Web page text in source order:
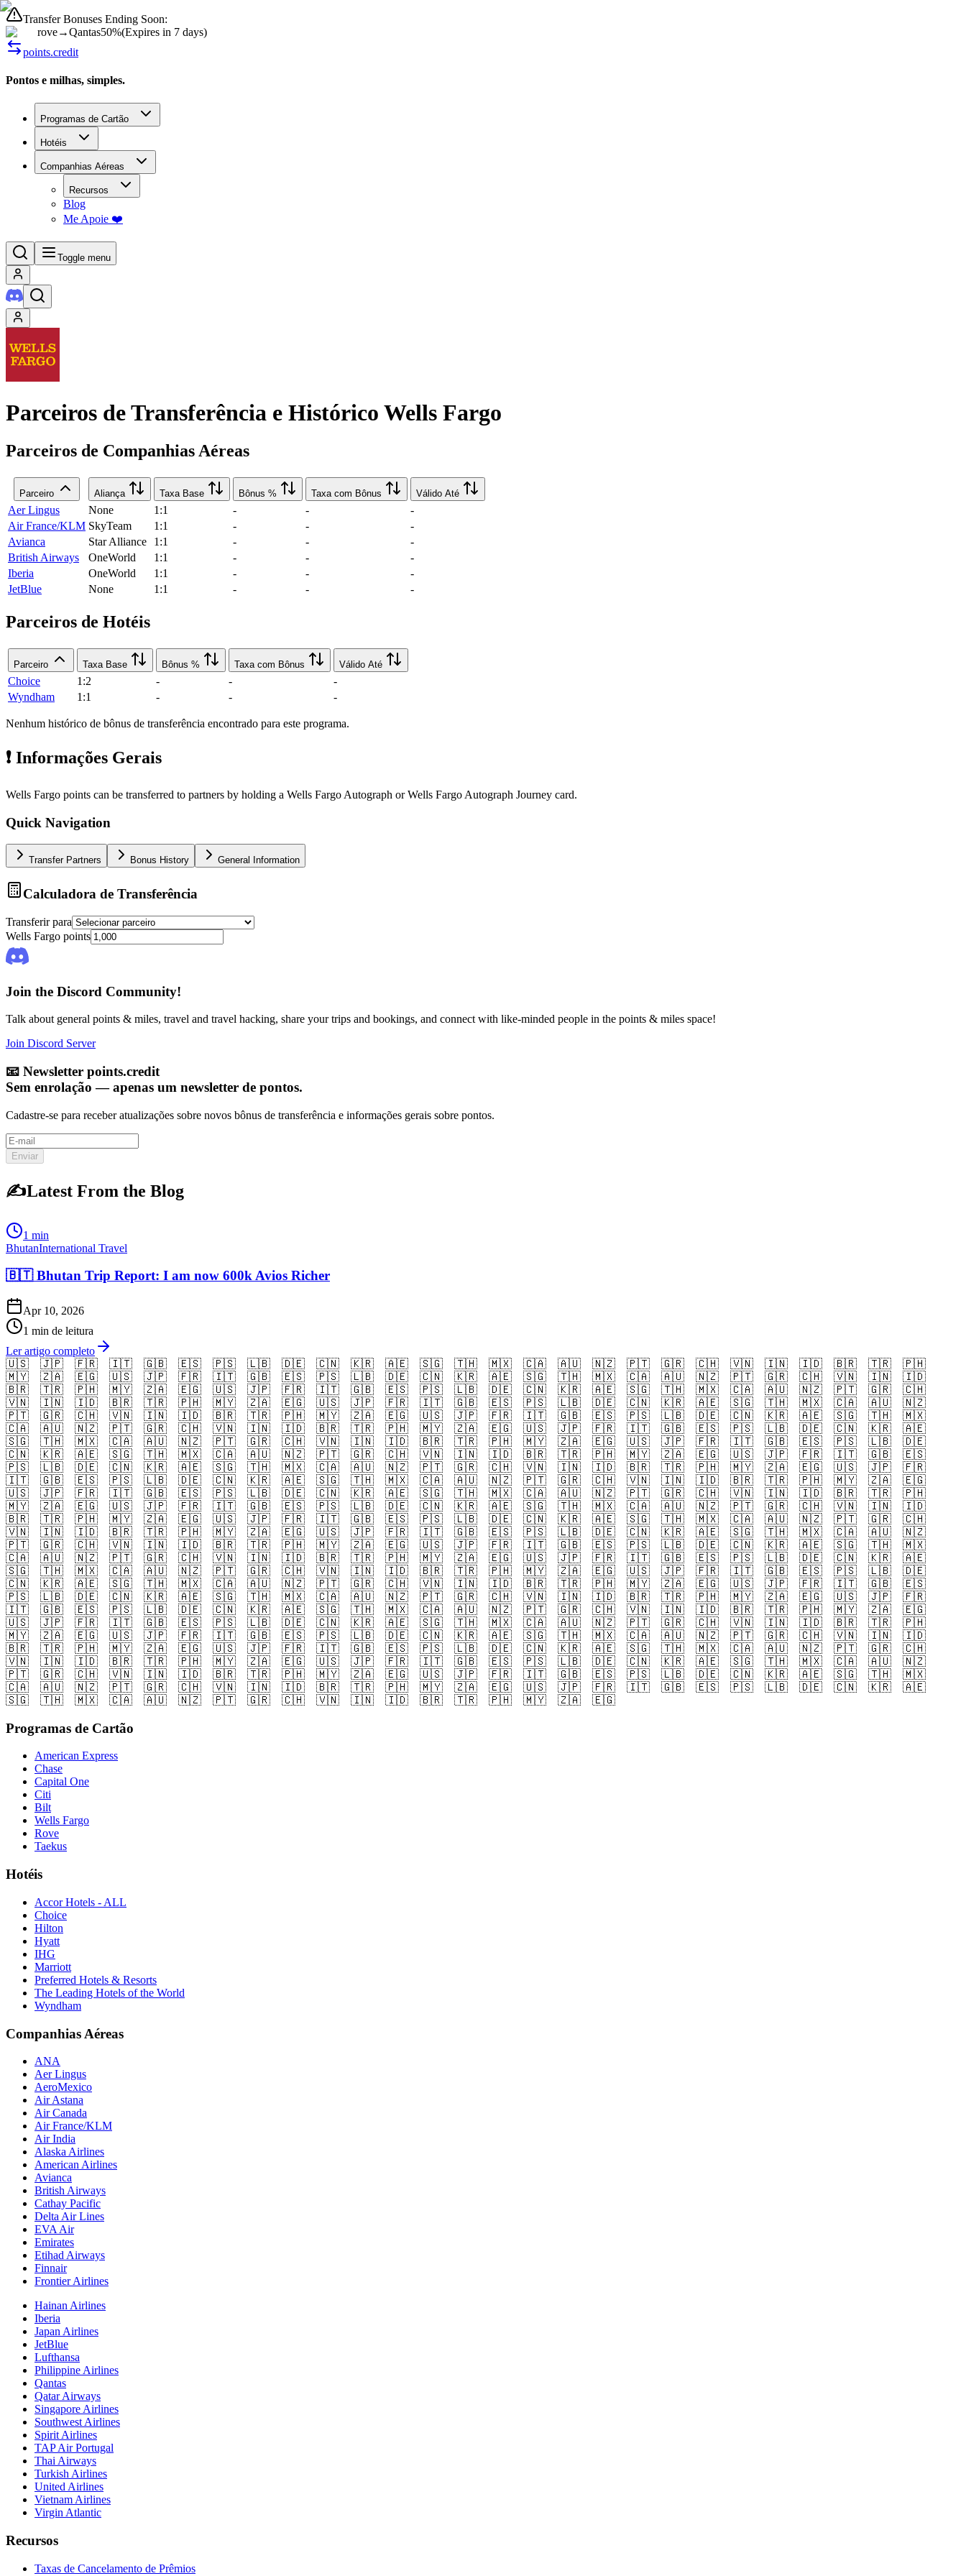
Transfer Bonuses Ending Soon:
rove→Qantas50%(Expires in 7 days)
points.credit
Pontos e milhas, simples.
Programas de Cartão
Hotéis
Companhias Aéreas
Recursos
Blog
Me Apoie ❤️
Toggle menu
Parceiros de Transferência e Histórico Wells Fargo
Parceiros de Companhias Aéreas
Parceiro Aliança Taxa Base Bônus % Taxa com Bônus Válido Até
Aer Lingus None 1:1 - -
-
Air France/KLM SkyTeam 1:1 - -
-
Avianca
Star Alliance 1:1 - -
-
British Airways
OneWorld 1:1 - -
-
Iberia
OneWorld 1:1 - -
-
JetBlue
None 1:1 - - -
Parceiros de Hotéis
Parceiro Taxa Base Bônus % Taxa com Bônus Válido Até
Choice 1:2 - -
-
Wyndham
1:1 - - -
Nenhum histórico de bônus de transferência encontrado para este programa.
❗ Informações Gerais
Wells Fargo points can be transferred to partners by holding a Wells Fargo Autograph or Wells Fargo Autograph Journey card.
Quick Navigation
Transfer Partners Bonus History General Information
Calculadora de Transferência
Transferir para
Wells Fargo points
Join the Discord Community!
Talk about general points & miles, travel and travel hacking, share your trips and bookings, and connect with like-minded people in the points & miles space!
Join Discord Server
📧 Newsletter points.credit
Sem enrolação — apenas um newsletter de pontos.
Cadastre-se para receber atualizações sobre novos bônus de transferência e informações gerais sobre pontos.
Enviar
✍️Latest From the Blog
1 min
BhutanInternational Travel
🇧🇹 Bhutan Trip Report: I am now 600k Avios Richer
Apr 10, 2026
1 min de leitura
Ler artigo completo
🇺🇸
🇯🇵 🇫🇷 🇮🇹 🇬🇧 🇪🇸 🇵🇸 🇱🇧 🇩🇪 🇨🇳 🇰🇷 🇦🇪 🇸🇬 🇹🇭 🇲🇽 🇨🇦 🇦🇺 🇳🇿 🇵🇹 🇬🇷 🇨🇭 🇻🇳 🇮🇳 🇮🇩 🇧🇷 🇹🇷
🇵🇭
🇲🇾
🇿🇦 🇪🇬 🇺🇸 🇯🇵 🇫🇷 🇮🇹 🇬🇧 🇪🇸 🇵🇸 🇱🇧 🇩🇪 🇨🇳 🇰🇷 🇦🇪 🇸🇬 🇹🇭 🇲🇽 🇨🇦 🇦🇺 🇳🇿 🇵🇹 🇬🇷 🇨🇭 🇻🇳 🇮🇳
🇮🇩
🇧🇷
🇹🇷 🇵🇭 🇲🇾 🇿🇦 🇪🇬 🇺🇸 🇯🇵 🇫🇷 🇮🇹 🇬🇧 🇪🇸 🇵🇸 🇱🇧 🇩🇪 🇨🇳 🇰🇷 🇦🇪 🇸🇬 🇹🇭 🇲🇽 🇨🇦 🇦🇺 🇳🇿 🇵🇹 🇬🇷
🇨🇭
🇻🇳
🇮🇳 🇮🇩 🇧🇷 🇹🇷 🇵🇭 🇲🇾 🇿🇦 🇪🇬 🇺🇸 🇯🇵 🇫🇷 🇮🇹 🇬🇧 🇪🇸 🇵🇸 🇱🇧 🇩🇪 🇨🇳 🇰🇷 🇦🇪 🇸🇬 🇹🇭 🇲🇽 🇨🇦 🇦🇺
🇳🇿
🇵🇹
🇬🇷 🇨🇭 🇻🇳 🇮🇳 🇮🇩 🇧🇷 🇹🇷 🇵🇭 🇲🇾 🇿🇦 🇪🇬 🇺🇸 🇯🇵 🇫🇷 🇮🇹 🇬🇧 🇪🇸 🇵🇸 🇱🇧 🇩🇪 🇨🇳 🇰🇷 🇦🇪 🇸🇬 🇹🇭
🇲🇽
🇨🇦
🇦🇺 🇳🇿 🇵🇹 🇬🇷 🇨🇭 🇻🇳 🇮🇳 🇮🇩 🇧🇷 🇹🇷 🇵🇭 🇲🇾 🇿🇦 🇪🇬 🇺🇸 🇯🇵 🇫🇷 🇮🇹 🇬🇧 🇪🇸 🇵🇸 🇱🇧 🇩🇪 🇨🇳 🇰🇷
🇦🇪
🇸🇬
🇹🇭 🇲🇽 🇨🇦 🇦🇺 🇳🇿 🇵🇹 🇬🇷 🇨🇭 🇻🇳 🇮🇳 🇮🇩 🇧🇷 🇹🇷 🇵🇭 🇲🇾 🇿🇦 🇪🇬 🇺🇸 🇯🇵 🇫🇷 🇮🇹 🇬🇧 🇪🇸 🇵🇸 🇱🇧
🇩🇪
🇨🇳
🇰🇷 🇦🇪 🇸🇬 🇹🇭 🇲🇽 🇨🇦 🇦🇺 🇳🇿 🇵🇹 🇬🇷 🇨🇭 🇻🇳 🇮🇳 🇮🇩 🇧🇷 🇹🇷 🇵🇭 🇲🇾 🇿🇦 🇪🇬 🇺🇸 🇯🇵 🇫🇷 🇮🇹 🇬🇧
🇪🇸
🇵🇸
🇱🇧 🇩🇪 🇨🇳 🇰🇷 🇦🇪 🇸🇬 🇹🇭 🇲🇽 🇨🇦 🇦🇺 🇳🇿 🇵🇹 🇬🇷 🇨🇭 🇻🇳 🇮🇳 🇮🇩 🇧🇷 🇹🇷 🇵🇭 🇲🇾 🇿🇦 🇪🇬 🇺🇸 🇯🇵
🇫🇷
🇮🇹
🇬🇧 🇪🇸 🇵🇸 🇱🇧 🇩🇪 🇨🇳 🇰🇷 🇦🇪 🇸🇬 🇹🇭 🇲🇽 🇨🇦 🇦🇺 🇳🇿 🇵🇹 🇬🇷 🇨🇭 🇻🇳 🇮🇳 🇮🇩 🇧🇷 🇹🇷 🇵🇭 🇲🇾 🇿🇦
🇪🇬
🇺🇸
🇯🇵 🇫🇷 🇮🇹 🇬🇧 🇪🇸 🇵🇸 🇱🇧 🇩🇪 🇨🇳 🇰🇷 🇦🇪 🇸🇬 🇹🇭 🇲🇽 🇨🇦 🇦🇺 🇳🇿 🇵🇹 🇬🇷 🇨🇭 🇻🇳 🇮🇳 🇮🇩 🇧🇷 🇹🇷
🇵🇭
🇲🇾
🇿🇦 🇪🇬 🇺🇸 🇯🇵 🇫🇷 🇮🇹 🇬🇧 🇪🇸 🇵🇸 🇱🇧 🇩🇪 🇨🇳 🇰🇷 🇦🇪 🇸🇬 🇹🇭 🇲🇽 🇨🇦 🇦🇺 🇳🇿 🇵🇹 🇬🇷 🇨🇭 🇻🇳 🇮🇳
🇮🇩
🇧🇷
🇹🇷 🇵🇭 🇲🇾 🇿🇦 🇪🇬 🇺🇸 🇯🇵 🇫🇷 🇮🇹 🇬🇧 🇪🇸 🇵🇸 🇱🇧 🇩🇪 🇨🇳 🇰🇷 🇦🇪 🇸🇬 🇹🇭 🇲🇽 🇨🇦 🇦🇺 🇳🇿 🇵🇹 🇬🇷
🇨🇭
🇻🇳
🇮🇳 🇮🇩 🇧🇷 🇹🇷 🇵🇭 🇲🇾 🇿🇦 🇪🇬 🇺🇸 🇯🇵 🇫🇷 🇮🇹 🇬🇧 🇪🇸 🇵🇸 🇱🇧 🇩🇪 🇨🇳 🇰🇷 🇦🇪 🇸🇬 🇹🇭 🇲🇽 🇨🇦 🇦🇺
🇳🇿
🇵🇹
🇬🇷 🇨🇭 🇻🇳 🇮🇳 🇮🇩 🇧🇷 🇹🇷 🇵🇭 🇲🇾 🇿🇦 🇪🇬 🇺🇸 🇯🇵 🇫🇷 🇮🇹 🇬🇧 🇪🇸 🇵🇸 🇱🇧 🇩🇪 🇨🇳 🇰🇷 🇦🇪 🇸🇬 🇹🇭
🇲🇽
🇨🇦
🇦🇺 🇳🇿 🇵🇹 🇬🇷 🇨🇭 🇻🇳 🇮🇳 🇮🇩 🇧🇷 🇹🇷 🇵🇭 🇲🇾 🇿🇦 🇪🇬 🇺🇸 🇯🇵 🇫🇷 🇮🇹 🇬🇧 🇪🇸 🇵🇸 🇱🇧 🇩🇪 🇨🇳 🇰🇷
🇦🇪
🇸🇬
🇹🇭 🇲🇽 🇨🇦 🇦🇺 🇳🇿 🇵🇹 🇬🇷 🇨🇭 🇻🇳 🇮🇳 🇮🇩 🇧🇷 🇹🇷 🇵🇭 🇲🇾 🇿🇦 🇪🇬 🇺🇸 🇯🇵 🇫🇷 🇮🇹 🇬🇧 🇪🇸 🇵🇸 🇱🇧
🇩🇪
🇨🇳
🇰🇷 🇦🇪 🇸🇬 🇹🇭 🇲🇽 🇨🇦 🇦🇺 🇳🇿 🇵🇹 🇬🇷 🇨🇭 🇻🇳 🇮🇳 🇮🇩 🇧🇷 🇹🇷 🇵🇭 🇲🇾 🇿🇦 🇪🇬 🇺🇸 🇯🇵 🇫🇷 🇮🇹 🇬🇧
🇪🇸
🇵🇸
🇱🇧 🇩🇪 🇨🇳 🇰🇷 🇦🇪 🇸🇬 🇹🇭 🇲🇽 🇨🇦 🇦🇺 🇳🇿 🇵🇹 🇬🇷 🇨🇭 🇻🇳 🇮🇳 🇮🇩 🇧🇷 🇹🇷 🇵🇭 🇲🇾 🇿🇦 🇪🇬 🇺🇸 🇯🇵
🇫🇷
🇮🇹
🇬🇧 🇪🇸 🇵🇸 🇱🇧 🇩🇪 🇨🇳 🇰🇷 🇦🇪 🇸🇬 🇹🇭 🇲🇽 🇨🇦 🇦🇺 🇳🇿 🇵🇹 🇬🇷 🇨🇭 🇻🇳 🇮🇳 🇮🇩 🇧🇷 🇹🇷 🇵🇭 🇲🇾 🇿🇦
🇪🇬
🇺🇸
🇯🇵 🇫🇷 🇮🇹 🇬🇧 🇪🇸 🇵🇸 🇱🇧 🇩🇪 🇨🇳 🇰🇷 🇦🇪 🇸🇬 🇹🇭 🇲🇽 🇨🇦 🇦🇺 🇳🇿 🇵🇹 🇬🇷 🇨🇭 🇻🇳 🇮🇳 🇮🇩 🇧🇷 🇹🇷
🇵🇭
🇲🇾
🇿🇦 🇪🇬 🇺🇸 🇯🇵 🇫🇷 🇮🇹 🇬🇧 🇪🇸 🇵🇸 🇱🇧 🇩🇪 🇨🇳 🇰🇷 🇦🇪 🇸🇬 🇹🇭 🇲🇽 🇨🇦 🇦🇺 🇳🇿 🇵🇹 🇬🇷 🇨🇭 🇻🇳 🇮🇳
🇮🇩
🇧🇷
🇹🇷 🇵🇭 🇲🇾 🇿🇦 🇪🇬 🇺🇸 🇯🇵 🇫🇷 🇮🇹 🇬🇧 🇪🇸 🇵🇸 🇱🇧 🇩🇪 🇨🇳 🇰🇷 🇦🇪 🇸🇬 🇹🇭 🇲🇽 🇨🇦 🇦🇺 🇳🇿 🇵🇹 🇬🇷
🇨🇭
🇻🇳
🇮🇳 🇮🇩 🇧🇷 🇹🇷 🇵🇭 🇲🇾 🇿🇦 🇪🇬 🇺🇸 🇯🇵 🇫🇷 🇮🇹 🇬🇧 🇪🇸 🇵🇸 🇱🇧 🇩🇪 🇨🇳 🇰🇷 🇦🇪 🇸🇬 🇹🇭 🇲🇽 🇨🇦 🇦🇺
🇳🇿
🇵🇹
🇬🇷 🇨🇭 🇻🇳 🇮🇳 🇮🇩 🇧🇷 🇹🇷 🇵🇭 🇲🇾 🇿🇦 🇪🇬 🇺🇸 🇯🇵 🇫🇷 🇮🇹 🇬🇧 🇪🇸 🇵🇸 🇱🇧 🇩🇪 🇨🇳 🇰🇷 🇦🇪 🇸🇬 🇹🇭
🇲🇽
🇨🇦
🇦🇺 🇳🇿 🇵🇹 🇬🇷 🇨🇭 🇻🇳 🇮🇳 🇮🇩 🇧🇷 🇹🇷 🇵🇭 🇲🇾 🇿🇦 🇪🇬 🇺🇸 🇯🇵 🇫🇷 🇮🇹 🇬🇧 🇪🇸 🇵🇸 🇱🇧 🇩🇪 🇨🇳 🇰🇷
🇦🇪
🇸🇬
🇹🇭 🇲🇽 🇨🇦 🇦🇺 🇳🇿 🇵🇹 🇬🇷 🇨🇭 🇻🇳 🇮🇳 🇮🇩 🇧🇷 🇹🇷 🇵🇭 🇲🇾 🇿🇦 🇪🇬
Programas de Cartão
American Express
Chase
Capital One
Citi
Bilt
Wells Fargo
Rove
Taekus
Hotéis
Accor Hotels - ALL
Choice
Hilton
Hyatt
IHG
Marriott
Preferred Hotels & Resorts
The Leading Hotels of the World
Wyndham
Companhias Aéreas
ANA
Aer Lingus
AeroMexico
Air Astana
Air Canada
Air France/KLM
Air India
Alaska Airlines
American Airlines
Avianca
British Airways
Cathay Pacific
Delta Air Lines
EVA Air
Emirates
Etihad Airways
Finnair
Frontier Airlines
Hainan Airlines
Iberia
Japan Airlines
JetBlue
Lufthansa
Philippine Airlines
Qantas
Qatar Airways
Singapore Airlines
Southwest Airlines
Spirit Airlines
TAP Air Portugal
Thai Airways
Turkish Airlines
United Airlines
Vietnam Airlines
Virgin Atlantic
Recursos
Taxas de Cancelamento de Prêmios